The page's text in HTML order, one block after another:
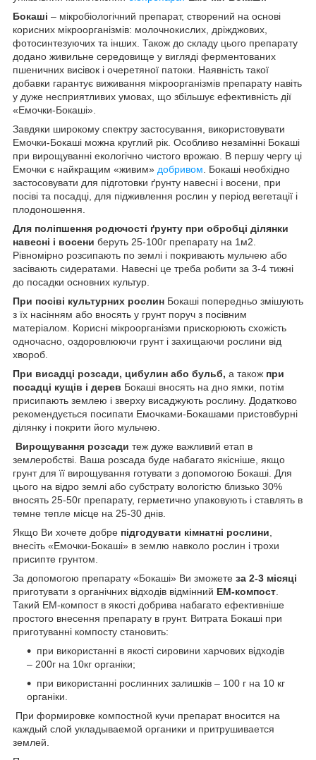
Бокаші – мікробіологічний препарат, створений на основі
корисних мікроорганізмів: молочнокислих, дріжджових,
фотосинтезуючих та інших. Також до складу цього препарату
додано живильне середовище у вигляді ферментованих
пшеничних висівок і очеретяної патоки. Наявність такої
добавки гарантує виживання мікроорганізмів препарату навіть
у дуже несприятливих умовах, що збільшує ефективність дії
«Емочки-Бокаші».
Завдяки широкому спектру застосування, використовувати
Емочки-Бокаші можна круглий рік. Особливо незамінні Бокаші
при вирощуванні екологічно чистого врожаю. В першу чергу ці
Емочки є найкращим «живим» добривом . Бокаші необхідно
застосовувати для підготовки ґрунту навесні і восени, при
посіві та посадці, для підживлення рослин у період вегетації і
плодоношення.
Для поліпшення родючості ґрунту при обробці ділянки
навесні і восени беруть 25-100г препарату на 1м2
Рівномірно розсипають по землі і покривають мульчею або
засівають сидератами. Навесні це треба робити за 3-4 тижні
до посадки основних культур.
При посіві культурних рослин Бокаші попередньо змішують
з їх насінням або вносять у грунт поруч з посівним
матеріалом. Корисні мікроорганізми прискорюють схожість
одночасно, оздоровлюючи грунт і захищаючи рослини від
хвороб.
При висадці розсади, цибулин або бульб, а також при
посадці кущів і дерев Бокаші вносять на дно ямки, потім
присипають землею і зверху висаджують рослину. Додатково
рекомендується посипати Емочками-Бокашами пристовбурні
ділянку і покрити його мульчею.
Вирощування розсади теж дуже важливий етап в
землеробстві. Ваша розсада буде набагато якісніше, якщо
грунт для її вирощування готувати з допомогою Бокаші. Для
цього на відро землі або субстрату вологістю близько 30%
вносять 25-50г препарату, герметично упаковують і ставлять в
темне тепле місце на 25-30 днів.
Якщо Ви хочете добре підгодувати кімнатні рослини
внесіть «Емочки-Бокаші» в землю навколо рослин і трохи
присипте грунтом.
За допомогою препарату «Бокаші» Ви зможете за 2-3 місяці
приготувати з органічних відходів відмінний ЕМ-компост
Такий ЕМ-компост в якості добрива набагато ефективніше
простого внесення препарату в грунт. Витрата Бокаші при
приготуванні компосту становить:
при використанні в якості сировини харчових відходів
– 200г на 10кг органіки;
при використанні рослинних залишків – 100 г на 10 кг
органіки.
При формировке компостной кучи препарат вносится на
каждый слой укладываемой органики и притрушивается
землей.